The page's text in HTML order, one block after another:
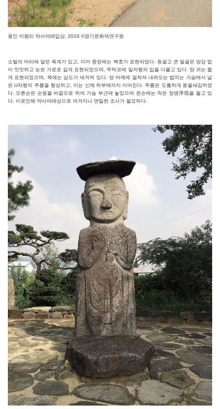
용인 미평리 약사여래입상, 2016 ©경기문화재연구원
소발의 머리에 얕은 육계가 있고, 이마 중앙에는 백호가 표현되었다. 둥글고 큰 얼굴은 양감 없
이 밋밋하고 눈은 가로로 길게 표현되었으며, 주먹코에 일자형의 입을 다물고 있다. 양 귀는 짧
게 표현되었으며, 목에는 삼도가 새겨져 있다. 양 어깨에 걸쳐져 내려오는 법의는 가슴에서 넓
은 U자형의 주름을 형성하고, 이는 신체 하부에까지 이어진다. 주름은 도톰하게 돋을새김하였
다. 오른손은 손등을 바깥으로 하여 가슴 부근에 놓았으며 왼손에는 작은 정병淨甁을 들고 있
다. 이로인해 약사여래상으로 여겨지나 면밀한 조사가 필요하다.